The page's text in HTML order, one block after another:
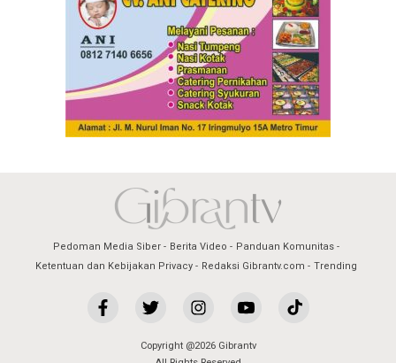
Pedoman Media Siber Berita Video
Panduan Komunitas
Ketentuan dan Kebijakan Privacy
Redaksi Gibrantv.com Trending
Copyright @2026 Gibrantv